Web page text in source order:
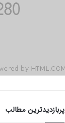
پربازدیدترین مطالب